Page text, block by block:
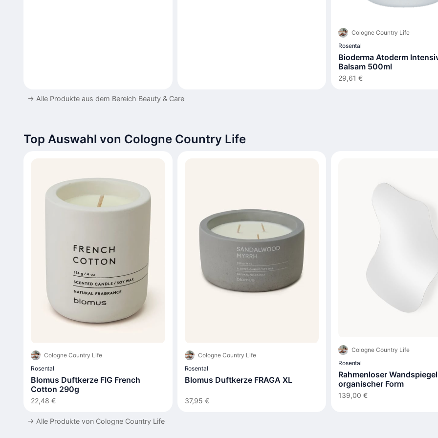
Cologne Country Life
Rosental
Bioderma Atoderm
Balsam 500ml
29,61 €
→ Alle Produkte aus dem Bereich Beauty & Care
Top Auswahl von Cologne Country Life
Cologne Country Life
Rosental
Blomus Duftkerze FIG French
Cotton 290g
22,48 €
Cologne Country Life
Rosental
Blomus Duftkerze FRAGA XL
37,95 €
Cologne Country Life
Rosental
Rahmenloser
organischer Form
139,00 €
→ Alle Produkte von Cologne Country Life